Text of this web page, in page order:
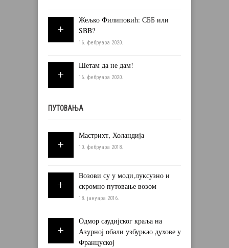
Жељко Филиповић: СББ или
SBB?
16. фебруара 2020.
Шетам да не дам!
16. фебруара 2020.
ПУТОВАЊА
Мастрихт, Холандија
10. фебруара 2018.
Возови су у моди,луксузно и
скромно путовање возом
18. јануара 2016.
Одмор саудијског краља на
Азурној обали узбуркао духове у
Француској